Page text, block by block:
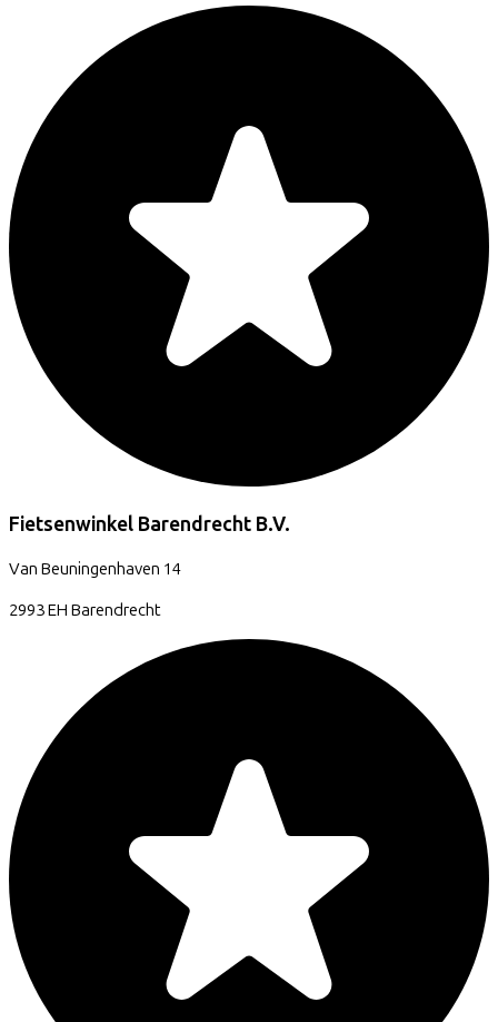
Fietsenwinkel Barendrecht B.V.
Van Beuningenhaven 14
2993 EH Barendrecht